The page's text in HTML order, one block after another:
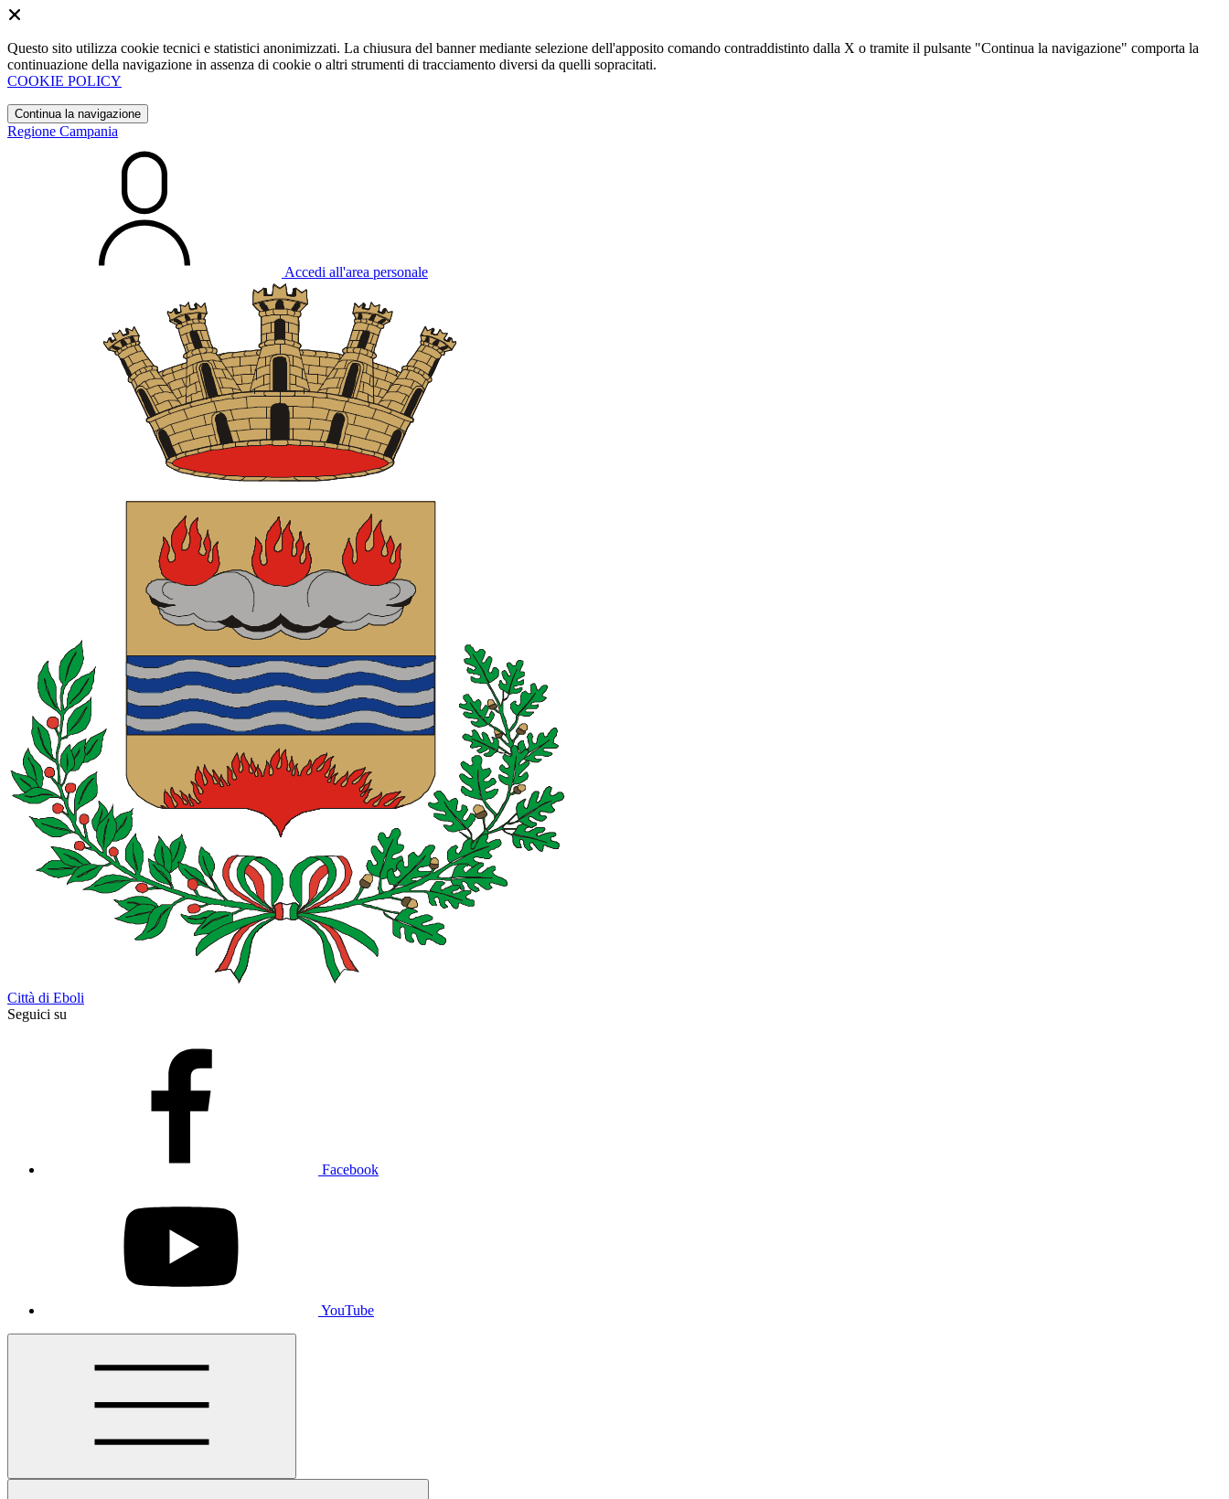
Questo sito utilizza cookie tecnici e statistici anonimizzati. La chiusura del banner mediante selezione dell'apposito comando contraddistinto dalla X o tramite il pulsante "Continua la navigazione" comporta la
continuazione della navigazione in assenza di cookie o altri strumenti di tracciamento diversi da quelli sopracitati.
COOKIE POLICY
Continua la navigazione
Regione Campania
Accedi all'area personale
Città di Eboli
Seguici su
Facebook
YouTube